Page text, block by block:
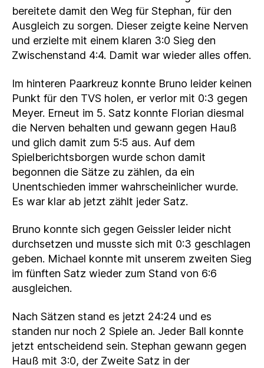
bereitete damit den Weg für Stephan, für den
Ausgleich zu sorgen. Dieser zeigte keine Nerven
und erzielte mit einem klaren 3:0 Sieg den
Zwischenstand 4:4. Damit war wieder alles offen.
Im hinteren Paarkreuz konnte Bruno leider keinen
Punkt für den TVS holen, er verlor mit 0:3 gegen
Meyer. Erneut im 5. Satz konnte Florian diesmal
die Nerven behalten und gewann gegen Hauß
und glich damit zum 5:5 aus. Auf dem
Spielberichtsborgen wurde schon damit
begonnen die Sätze zu zählen, da ein
Unentschieden immer wahrscheinlicher wurde.
Es war klar ab jetzt zählt jeder Satz.
Bruno konnte sich gegen Geissler leider nicht
durchsetzen und musste sich mit 0:3 geschlagen
geben. Michael konnte mit unserem zweiten Sieg
im fünften Satz wieder zum Stand von 6:6
ausgleichen.
Nach Sätzen stand es jetzt 24:24 und es
standen nur noch 2 Spiele an. Jeder Ball konnte
jetzt entscheidend sein. Stephan gewann gegen
Hauß mit 3:0, der Zweite Satz in der